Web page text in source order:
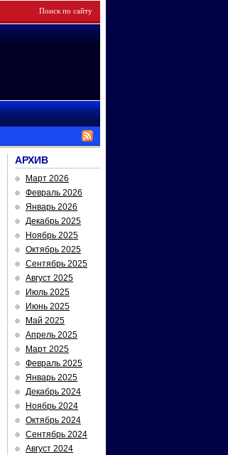
АРХИВ
Март 2026
Февраль 2026
Январь 2026
Декабрь 2025
Ноябрь 2025
Октябрь 2025
Сентябрь 2025
Август 2025
Июль 2025
Июнь 2025
Май 2025
Апрель 2025
Март 2025
Февраль 2025
Январь 2025
Декабрь 2024
Ноябрь 2024
Октябрь 2024
Сентябрь 2024
Август 2024